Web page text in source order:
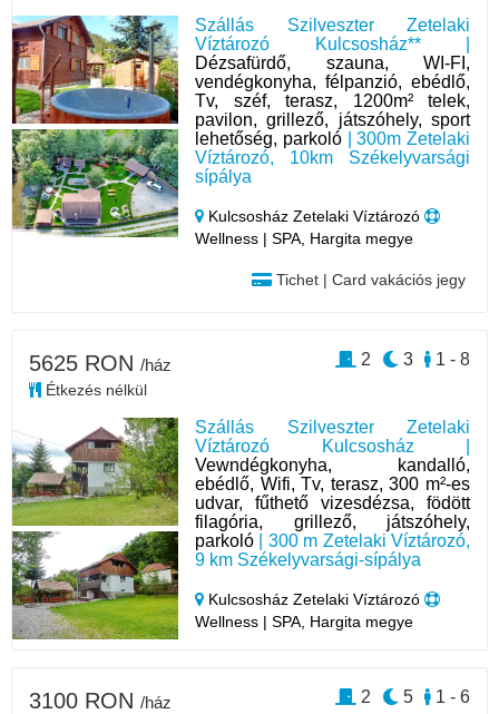
Szállás Szilveszter Zetelaki
Víztározó Kulcsosház** |
Dézsafürdő, szauna, WI-FI,
vendégkonyha, félpanzió, ebédlő,
Tv, széf, terasz, 1200m² telek,
pavilon, grillező, játszóhely, sport
lehetőség, parkoló| 300m Zetelaki
Víztározó, 10km Székelyvarsági
sípálya
Kulcsosház Zetelaki Víztározó
Wellness | SPA, Hargita megye
Tichet | Card vakációs jegy
Szállás Szilveszter Zetelaki
Víztározó Kulcsosház |
Vewndégkonyha, kandalló,
ebédlő, Wifi, Tv, terasz, 300 m²-es
udvar, fűthető vizesdézsa, födött
filagória, grillező, játszóhely,
parkoló | 300 m Zetelaki Víztározó,
9 km Székelyvarsági-sípálya
Kulcsosház Zetelaki Víztározó
Wellness | SPA, Hargita megye
5625 RON /ház
Étkezés nélkül
1 - 8
3
2
3100 RON /ház 1 - 6
5
2